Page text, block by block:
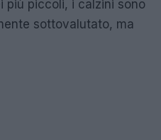
più piccoli, i calzini sono
sottovalutato, ma